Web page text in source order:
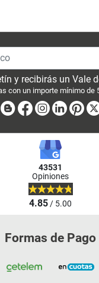
y recibirás un Vale
con un importe mínimo de
BlogFacebook
Instagram
43531
Opiniones
4.85/ 5.00
Formas de Pago